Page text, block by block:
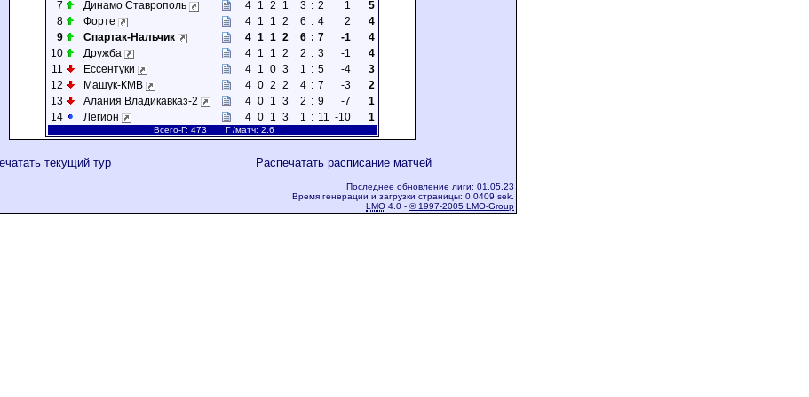
7
Динамо Ставрополь 4 1 2 1 3 : 2 1
5
8
Форте 4 1 1 2 6 : 4 2
4
9
Спартак-Нальчик 4 1 1 2 6 : 7 -1
4
10
Дружба 4 1 1 2 2 : 3 -1
4
11
Ессентуки 4 1 0 3 1 : 5 -4
3
12
Машук-КМВ 4 0 2 2 4 : 7 -3
2
13
Алания Владикавказ-2 4 0 1 3 2 : 9 -7
1
14
Легион 4 0 1 3 1 : 11 -10 1
Всего-Г: 473 Г /матч: 2.6
текущий тур Распечатать расписание матчей
Последнее обновление лиги: 01.05.23
Время генерации и загрузки страницы: 0.0409 sek.
LMO 4.0 - © 1997-2005 LMO-Group